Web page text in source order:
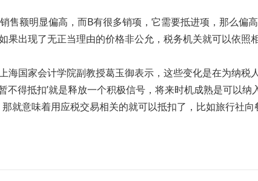
售额明显偏高，而B有很多销项，它需要抵进项，那么偏
出现了无正当理由的价格非公允，税务机关就可以依照
国家会计学院副教授葛玉御表示，这些变化是在为纳税人
得抵扣’就是释放一个积极信号，将来时机成熟是可以纳
就意味着用应税交易相关的就可以抵扣了，比如旅行社